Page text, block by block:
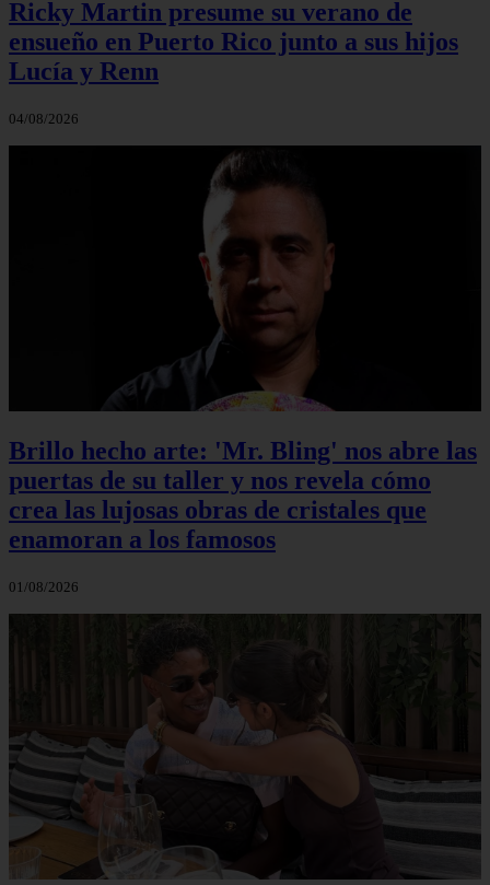
Ricky Martin presume su verano de
ensueño en Puerto Rico junto a sus hijos
Lucía y Renn
04/08/2026
Brillo hecho arte: 'Mr. Bling' nos abre las
puertas de su taller y nos revela cómo
crea las lujosas obras de cristales que
enamoran a los famosos
01/08/2026